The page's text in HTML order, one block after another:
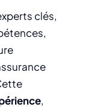
clés,
,